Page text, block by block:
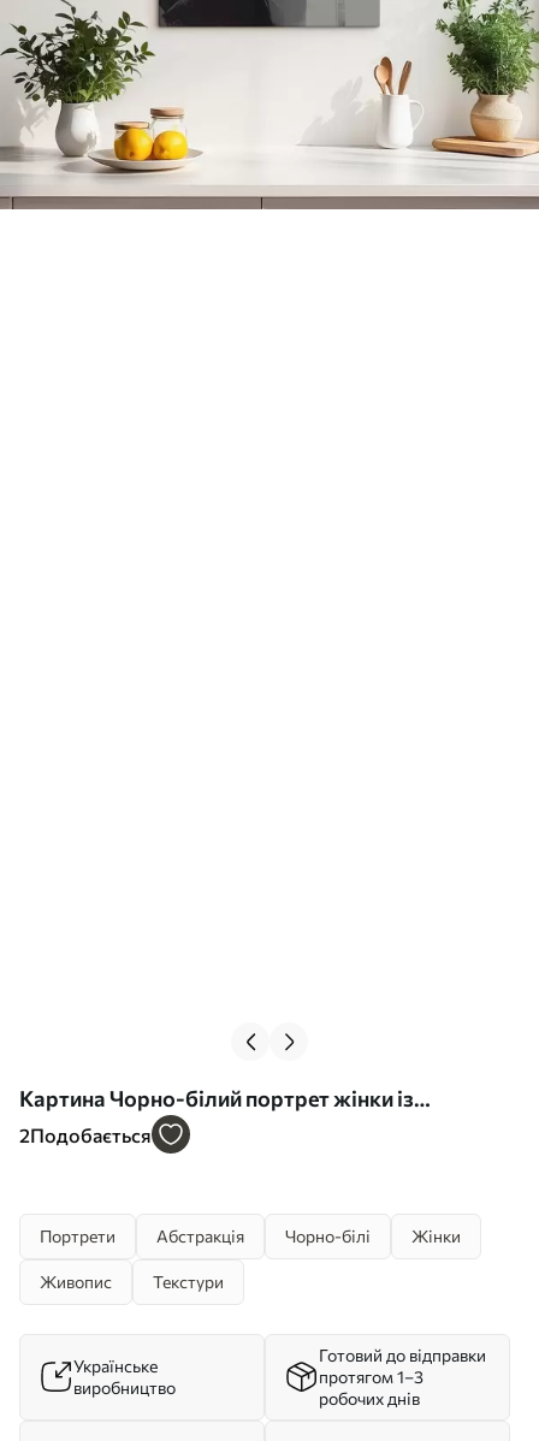
Картина Чорно-білий портрет жінки із
заплющеними очима Арт. s45479
2Подобається
Портрети Абстракція Чорно-білі Жінки
Живопис Текстури
Українське
виробництво
Готовий до відправки
протягом 1–3
робочих днів